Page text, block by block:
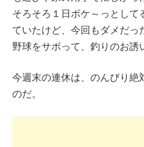
そろそろ１日ボケ～っとして
ていたけど、今回もダメだっ
野球をサボって、釣りのお誘
今週末の連休は、のんびり絶
のだ。